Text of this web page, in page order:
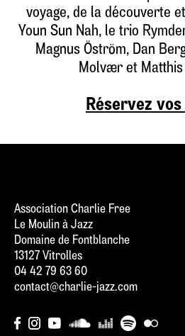
voyage, de la découverte
Youn Sun Nah, le trio
Magnus Öström, Dan
Molvær et Matthis
Réservez
Association Charlie Free
Le Moulin à Jazz
Domaine de Fontblanche
13127 Vitrolles
04 42 79 63 60
contact@charlie-jazz.com